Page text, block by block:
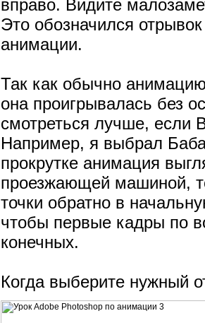
вправо. Видите
Это обозначился
анимации.
Так как обычно
она проигрывалась без
смотреться лучше, если
Например, я выбрал
прокрутке анимация
проезжающей машиной,
точки обратно в
чтобы первые кадры по
конечных.
Когда выберите нужный